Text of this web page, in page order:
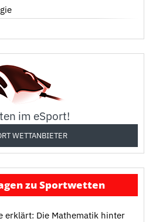
im eSport!
WETTANBIETER
zu Sportwetten
erklärt: Die Mathematik hinter